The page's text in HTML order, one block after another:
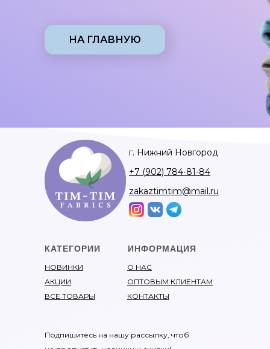
НА ГЛАВНУЮ
КАТЕГОРИИ
НОВИНКИ
АКЦИИ
ВСЕ ТОВАРЫ
ИНФОРМАЦИЯ
О НАС
ОПТОВЫМ КЛИЕНТАМ
КОНТАКТЫ
г. Нижний Новгород
+7 (902) 784-81-84
zakaztimtim@mail.ru
Подпишитесь на нашу рассылку, чтоб